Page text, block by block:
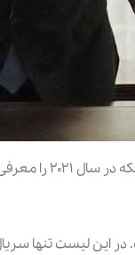
معرفی کنیم.
لیست تنها